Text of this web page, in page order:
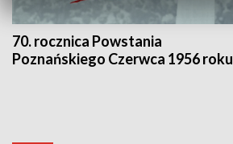
70. rocznica Powstania
Poznańskiego Czerwca 1956 roku